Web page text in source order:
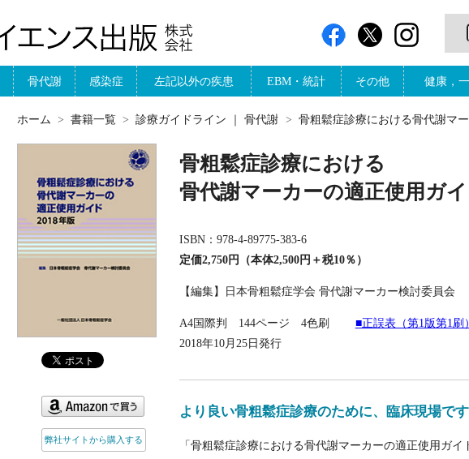
骨代謝 感染症 左記以外の疾患 EBM・統計 その他 健康，
ホーム 書籍一覧 診療ガイドライン ｜骨代謝 骨粗鬆症診療における骨代謝マ
弊社サイトから購入する
骨粗鬆症診療における
骨代謝マーカーの適正使用ガ
ISBN：978-4-89775-383-6
定価2,750円（本体2,500円＋税10％）
【編集】日本骨粗鬆症学会 骨代謝マーカー検討委員会
A4国際判 144ページ 4色刷 ■正誤表（第1版第1刷
2018年10月25日発行
より良い骨粗鬆症診療のために、臨床現場で
「骨粗鬆症診療における骨代謝マーカーの適正使用ガ